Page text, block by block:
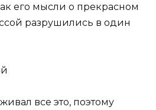
его мысли о прекрасном
разрушились в один
все это, поэтому